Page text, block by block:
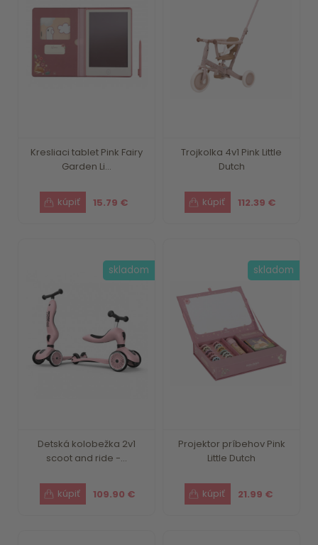
Kresliaci tablet Pink Fairy
Garden Li...
15.79 €
Trojkolka 4v1 Pink Little
Dutch
112.39 €
Detská kolobežka 2v1
scoot and ride -...
109.90 €
skladom
Projektor príbehov Pink
Little Dutch
21.99 €
skladom